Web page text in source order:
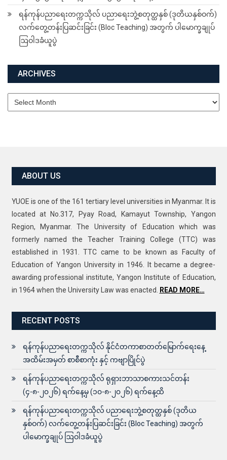
ရန်ကုန်ပညာရေးတက္ကသိုလ် ပညာရေးဘွဲ့စတုတ္ထနှစ် (ဒုတိယနှစ်ဝက်)
လက်တွေ့တန်းပြဆင်းခြင်း (Bloc Teaching) အတွက် ပါမောက္ခချုပ်
ဩဝါဒခံယူပွဲ
ARCHIVES
Archives
ABOUT US
YUOE is one of the 161 tertiary level universities in Myanmar. It is
located at No.317, Pyay Road, Kamayut Township, Yangon
Region, Myanmar. The University of Education which was
formerly named the Teacher Training College (TTC) was
established in 1931. TTC came to be known as Faculty of
Education of Yangon University in 1946. It became a degree-
awarding professional institute, Yangon Institute of Education,
in 1964 when the University Law was enacted.
READ MORE…
RECENT POSTS
ရန်ကုန်ပညာရေးတက္ကသိုလ် နိုင်ငံတကာစာတတ်မြောက်ရေးနေ့
အထိမ်းအမှတ် စာစီစာကုံး နှင့် ကဗျာပြိုင်ပွဲ
ရန်ကုန်ပညာရေးတက္ကသိုလ် ရုရှားဘာသာစကားသင်တန်း
(၄-၈-၂၀၂၆) ရက်နေ့မှ (၁၀-၈-၂၀၂၆) ရက်နေ့ထိ
ရန်ကုန်ပညာရေးတက္ကသိုလ် ပညာရေးဘွဲ့စတုတ္ထနှစ် (ဒုတိယ
နှစ်ဝက်) လက်တွေ့တန်းပြဆင်းခြင်း (Bloc Teaching) အတွက်
ပါမောက္ခချုပ် ဩဝါဒခံယူပွဲ